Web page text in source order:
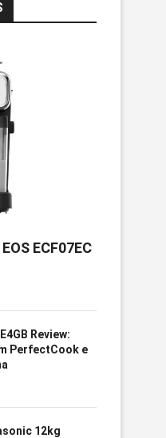
ECF07EC
Review:
PerfectCook e
12kg